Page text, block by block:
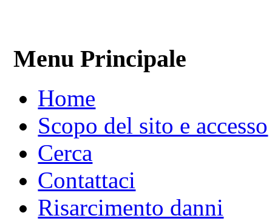
Menu Principale
Home
Scopo del sito e accesso
Cerca
Contattaci
Risarcimento danni